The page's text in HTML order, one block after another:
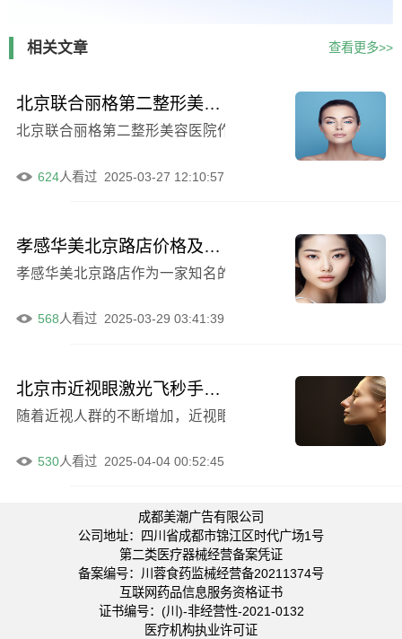
相关文章 查看更多>>
北京联合丽格第二整形美容医院2024版价格表及肋软骨隆鼻例子
北京联合丽格第二整形美容医院作为一家知名的整形机构，
2025-03-27 12:10:57
624人看过
孝感华美北京路店价格及鼻小柱短宽矫正例子超新呈现
孝感华美北京路店作为一家知名的美容整形机构，一直以来
2025-03-29 03:41:39
568人看过
北京市近视眼激光飞秒手术医院排行榜前五名哪家好（北京东田丽格整形医疗美容分析哪家效果更佳）
随着近视人群的不断增加，近视眼激光飞秒手术成为了越
2025-04-04 00:52:45
530人看过
成都美潮广告有限公司
公司地址：四川省成都市锦江区时代广场1号
第二类医疗器械经营备案凭证
备案编号：川蓉食药监械经营备20211374号
互联网药品信息服务资格证书
证书编号：(川)-非经营性-2021-0132
医疗机构执业许可证